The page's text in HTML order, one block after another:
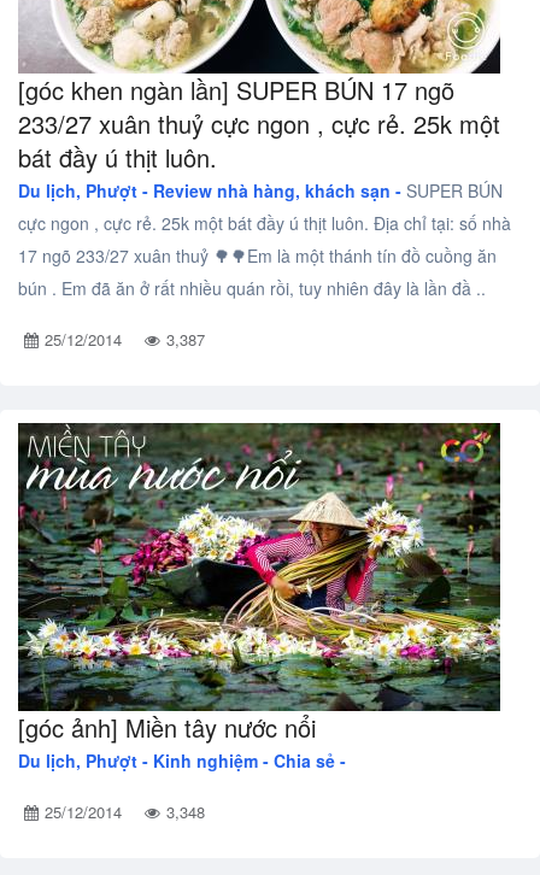
[góc khen ngàn lần] SUPER BÚN 17 ngõ
233/27 xuân thuỷ cực ngon , cực rẻ. 25k một
bát đầy ú thịt luôn.
Du lịch, Phượt - Review nhà hàng, khách sạn - SUPER BÚN
cực ngon , cực rẻ. 25k một bát đầy ú thịt luôn. Địa chỉ tại: số nhà
17 ngõ 233/27 xuân thuỷ 🌳🌳Em là một thánh tín đồ cuồng ăn
bún . Em đã ăn ở rất nhiều quán rồi, tuy nhiên đây là lần đầ ..
25/12/2014 3,387
[góc ảnh] Miền tây nước nổi
Du lịch, Phượt - Kinh nghiệm - Chia sẻ -
25/12/2014 3,348